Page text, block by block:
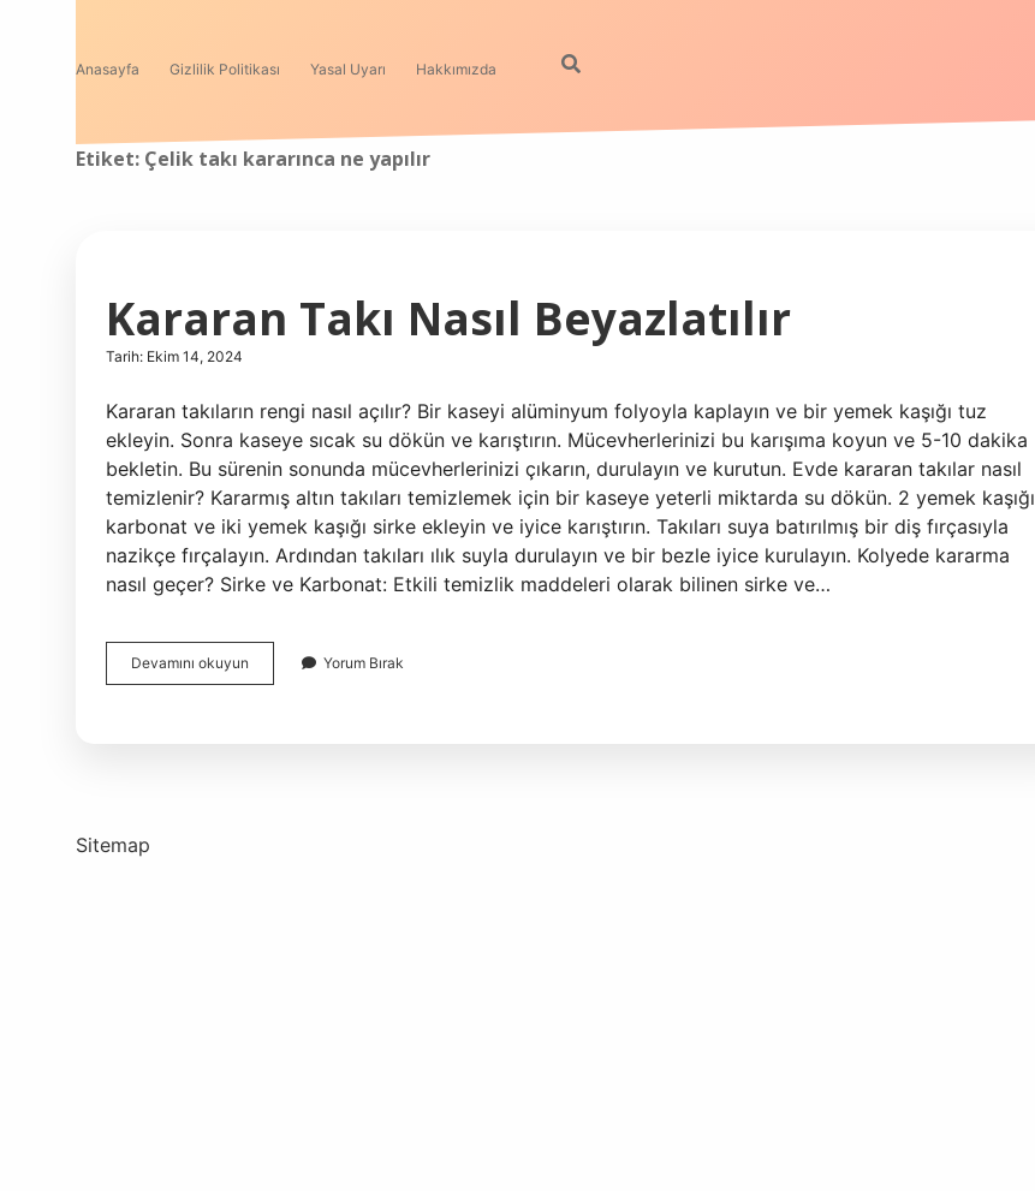
Anasayfa Gizlilik Politikası Yasal Uyarı Hakkımızda
Etiket: Çelik takı kararınca ne yapılır
Kararan Takı Nasıl Beyazlatılır
Tarih: Ekim 14, 2024
Kararan takıların rengi nasıl açılır? Bir kaseyi alüminyum folyoyla kaplayın ve bir yemek kaşığı tuz
ekleyin. Sonra kaseye sıcak su dökün ve karıştırın. Mücevherlerinizi bu karışıma koyun ve 5-10 dakika
bekletin. Bu sürenin sonunda mücevherlerinizi çıkarın, durulayın ve kurutun. Evde kararan takılar nasıl
temizlenir? Kararmış altın takıları temizlemek için bir kaseye yeterli miktarda su dökün. 2 yemek kaşığı
karbonat ve iki yemek kaşığı sirke ekleyin ve iyice karıştırın. Takıları suya batırılmış bir diş fırçasıyla
nazikçe fırçalayın. Ardından takıları ılık suyla durulayın ve bir bezle iyice kurulayın. Kolyede kararma
nasıl geçer? Sirke ve Karbonat: Etkili temizlik maddeleri olarak bilinen sirke ve…
Devamını okuyun
Takı
Yorum Bırak
Sitemap